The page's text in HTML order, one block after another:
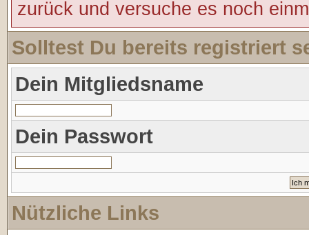
zurück und versuche es noch
Solltest Du bereits registriert
Dein Mitgliedsname
Dein Passwort
Nützliche Links